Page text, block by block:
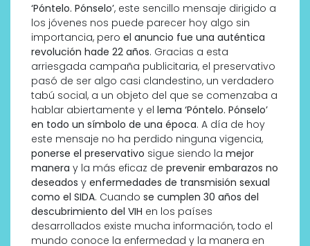
‘Póntelo. Pónselo’, este sencillo mensaje dirigido a
los jóvenes nos puede parecer hoy algo sin
importancia, pero el anuncio fue una auténtica
revolución hade 22 años. Gracias a esta
arriesgada campaña publicitaria, el preservativo
pasó de ser algo casi clandestino, un verdadero
tabú social, a un objeto del que se comenzaba a
hablar abiertamente y el lema ‘Póntelo. Pónselo’
en todo un símbolo de una época. A día de hoy
este mensaje no ha perdido ninguna vigencia,
ponerse el preservativo sigue siendo la mejor
manera y la más eficaz de prevenir embarazos no
deseados y enfermedades de transmisión sexual
como el SIDA. Cuando se cumplen 30 años del
descubrimiento del VIH en los países
desarrollados existe mucha información, todo el
mundo conoce la enfermedad y la manera en